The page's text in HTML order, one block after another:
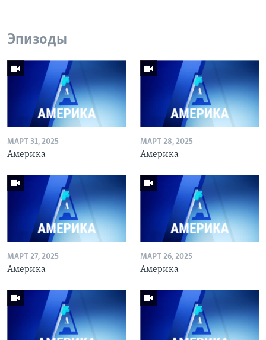
Эпизоды
МАРТ 31, 2025
Америка
МАРТ 28, 2025
Америка
МАРТ 27, 2025
Америка
МАРТ 26, 2025
Америка